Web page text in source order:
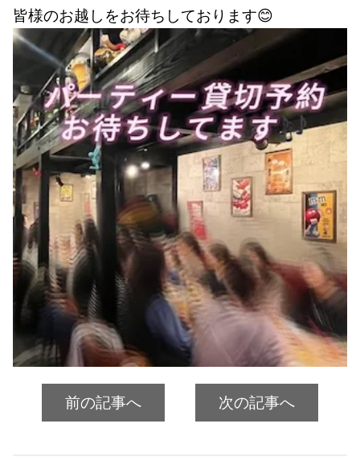
皆様のお越しをお待ちしております😊
前の記事へ 次の記事へ